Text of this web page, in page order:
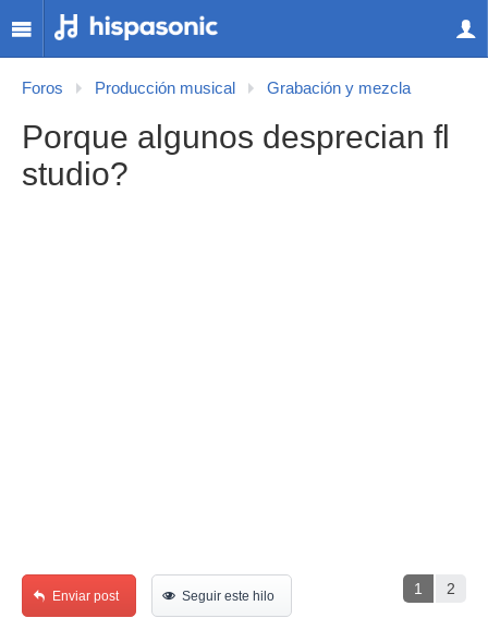
Foros Producción musical Grabación y mezcla
Porque algunos desprecian fl
studio?
1 2
Enviar post Seguir este hilo